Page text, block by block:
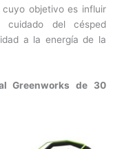
cuyo objetivo es influir
cuidado del césped
a la energía de la
Greenworks de 30